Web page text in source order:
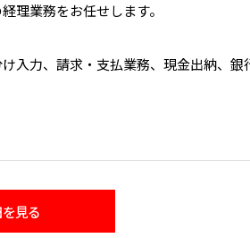
理業務をお任せします。
入力、請求・支払業務、現金出納、銀
ります
見る